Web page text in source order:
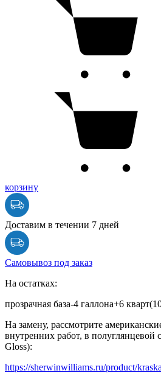
корзину
Доставим в течении 7 дней
Самовывоз под заказ
На остатках:
прозрачная база-4 галлона+6
На замену, рассмотрите
внутренних работ, в полуглянцевой
Gloss):
https://sherwinwilliams.ru/product/